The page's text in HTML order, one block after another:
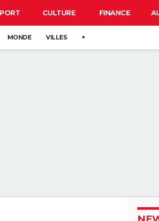
CULTURE FINANCE
MONDE VILLES +